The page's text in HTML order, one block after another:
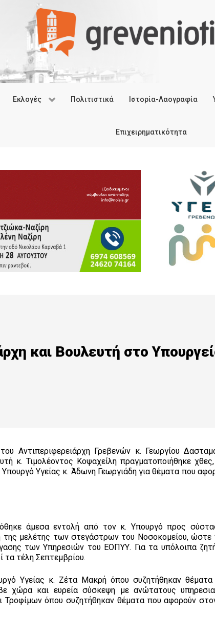
Εκλογές Πολιτιστικά Ιστορία-Λαογραφία
Επιχειρηματικότητα
και Βουλευτή στο
Αντιπεριφερειάρχη Γρεβενών κ. Γεωργίου
κ. Τιμολέοντος Κοψαχείλη πραγματοποιήθηκε
Υγείας κ. Άδωνη Γεωργιάδη για θέματα που
άμεσα εντολή από τον κ. Υπουργό προς
της μελέτης των στεγάστρων του Νοσοκομείου, ώστε
των Υπηρεσιών του ΕΟΠΥΥ. Για τα υπόλοιπα
τα τέλη Σεπτεμβρίου.
Υγείας κ. Ζέτα Μακρή όπου συζητήθηκαν θέματα
χώρα και ευρεία σύσκεψη με ανώτατους
Τροφίμων όπου συζητήθηκαν θέματα που αφορούν